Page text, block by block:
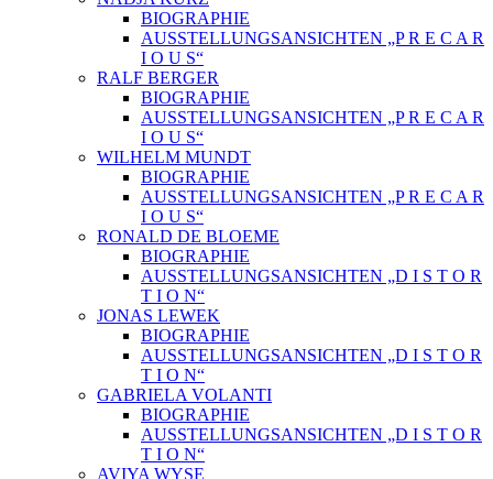
BIOGRAPHIE
AUSSTELLUNGSANSICHTEN „P R E C A R
I O U S“
RALF BERGER
BIOGRAPHIE
AUSSTELLUNGSANSICHTEN „P R E C A R
I O U S“
WILHELM MUNDT
BIOGRAPHIE
AUSSTELLUNGSANSICHTEN „P R E C A R
I O U S“
RONALD DE BLOEME
BIOGRAPHIE
AUSSTELLUNGSANSICHTEN „D I S T O R
T I O N“
JONAS LEWEK
BIOGRAPHIE
AUSSTELLUNGSANSICHTEN „D I S T O R
T I O N“
GABRIELA VOLANTI
BIOGRAPHIE
AUSSTELLUNGSANSICHTEN „D I S T O R
T I O N“
AVIYA WYSE